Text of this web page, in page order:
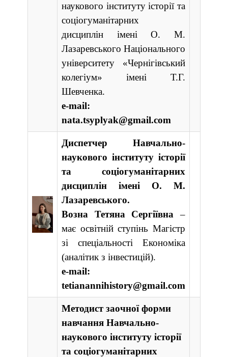
наукового інституту історії та
соціогуманітарних
дисциплін імені О. М.
Лазаревського Національного
університету «Чернігівський
колегіум» імені Т.Г.
Шевченка.
e-mail:
nata.tsyplyak@gmail.com
Диспетчер Навчально-
наукового інституту історії
та соціогуманітарних
дисциплін імені О. М.
Лазаревського.
Возна Тетяна Сергіївна –
має освітній ступінь Магістр
зі спеціальності Економіка
(аналітик з інвестицій).
e-mail:
tetianannihistory@gmail.com
Методист заочної форми
навчання Навчально-
наукового інституту історії
та соціогуманітарних